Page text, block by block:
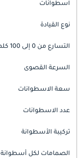
اسطوانات
نوع القيادة
التسارع من 0 إلى 100 كلم بالساعة
السرعة القصوى
سعة الاسطوانات
عدد الاسطوانات
تركيبة الأسطوانة
الصمامات لكل أسطوانة